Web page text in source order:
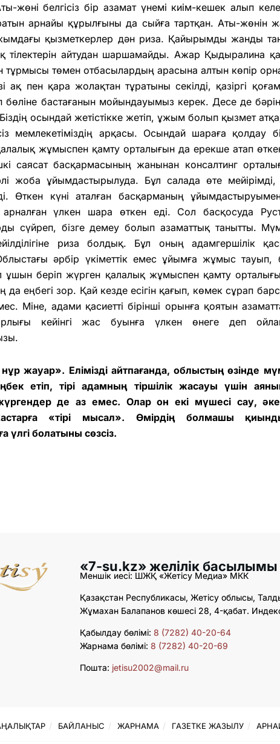
жөні белгісіз бір азамат үнемі киім-кешек алып
арнайы құрылғыны да сыйға тартқан. Аты-жөнін
қызметкерлер дән риза. Қайырымды жанды
тілектерін айтудан шаршамайды. Ажар Қыдыралина
төмен отбасылардың арасына алтын көпір
ақ пен қара жолақтан тұратыны секілді, қазіргі
бастағанын мойындауымыз керек. Десе де
осындай жетістікке жетіп, ұжым болып қызмет
мемлекетіміздің арқасы. Осындай шараға қолдау
жұмыспен қамту орталығын да ерекше атап
саясат басқармасының жанынан консалтинг
жоба ұйымдастырылуда. Бұл салада өте
Өткен күні аталған басқарманың
арналған үлкен шара өткен еді. Сол басқосуда
сүйреп, бізге демеу болып азаматтық танытты.
риза болдық. Бұл оның адамгершілік
әрбір үкіметтік емес ұйымға жұмыс тауып,
ұшын беріп жүрген қалалық жұмыспен қамту
да еңбегі зор. Қай кезде есігін қағып, көмек сұрап
Міне, адами қасиетті бірінші орынға қоятын
кейінгі жас буынға үлкен өнеге деп
жауар». Елімізді айтпағанда, облыстың өзінде
етіп, тірі адамның тіршілік жасауы үшін
де аз емес. Олар он екі мүшесі сау,
«тірі мысал». Өмірдің болмашы
үлгі болатыны сөзсіз.
«7-su.kz» желілік басылымы
Меншік иесі: ШЖҚ «Жетісу Медиа» МКК
Қазақстан Республикасы, Жетісу облысы,
Жұмахан Балапанов көшесі 28, 4-қабат.
Қабылдау бөлімі: 8 (7282) 40-20-64
Жарнама бөлімі: 8 (7282) 40-20-69
Пошта: jetisu2002@mail.ru
БАЙЛАНЫС ЖАРНАМА ГАЗЕТКЕ ЖАЗЫЛУ